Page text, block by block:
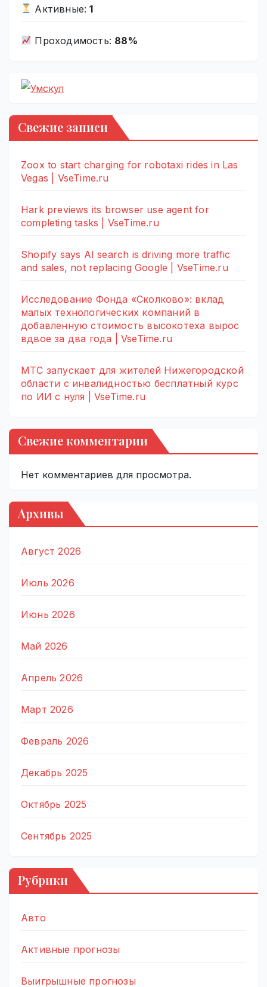
Активные:1
Проходимость: 88%
Свежие записи
Zoox to start charging for robotaxi rides in Las
Vegas | VseTime.ru
Hark previews its browser use agent for
completing tasks | VseTime.ru
Shopify says AI search is driving more traffic
and sales, not replacing Google | VseTime.ru
Исследование Фонда «Сколково»: вклад
малых технологических компаний в
добавленную стоимость высокотеха вырос
вдвое за два года | VseTime.ru
МТС запускает для жителей Нижегородской
области с инвалидностью бесплатный курс
по ИИ с нуля | VseTime.ru
Свежие комментарии
Нет комментариев для просмотра.
Архивы
Август 2026
Июль 2026
Июнь 2026
Май 2026
Апрель 2026
Март 2026
Февраль 2026
Декабрь 2025
Октябрь 2025
Сентябрь 2025
Рубрики
Авто
Активные прогнозы
Выигрышные прогнозы